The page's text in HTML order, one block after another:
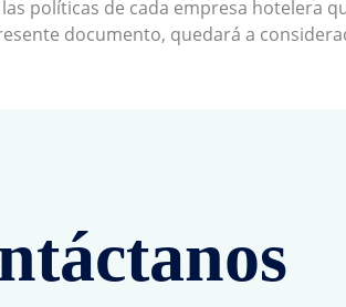
políticas de cada empresa hotelera
documento, quedará a